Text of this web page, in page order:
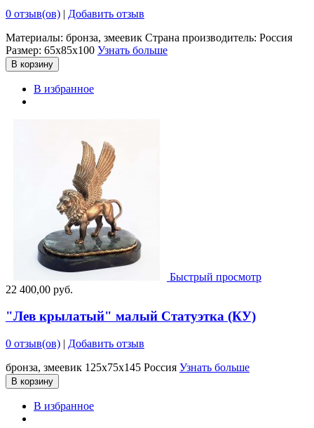
0 отзыв(ов) | Добавить отзыв
Материалы: бронза, змеевик Страна производитель: Россия
Размер: 65х85х100 Узнать больше
В корзину
В избранное
Быстрый просмотр
22 400,00 руб.
"Лев крылатый" малый Статуэтка (КУ)
0 отзыв(ов) | Добавить отзыв
бронза, змеевик 125х75х145 Россия Узнать больше
В корзину
В избранное